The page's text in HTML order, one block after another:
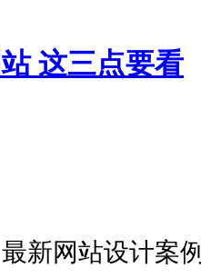
这三点要看
最新网站设计案例